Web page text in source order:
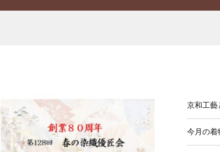
京和工藝
今月の着